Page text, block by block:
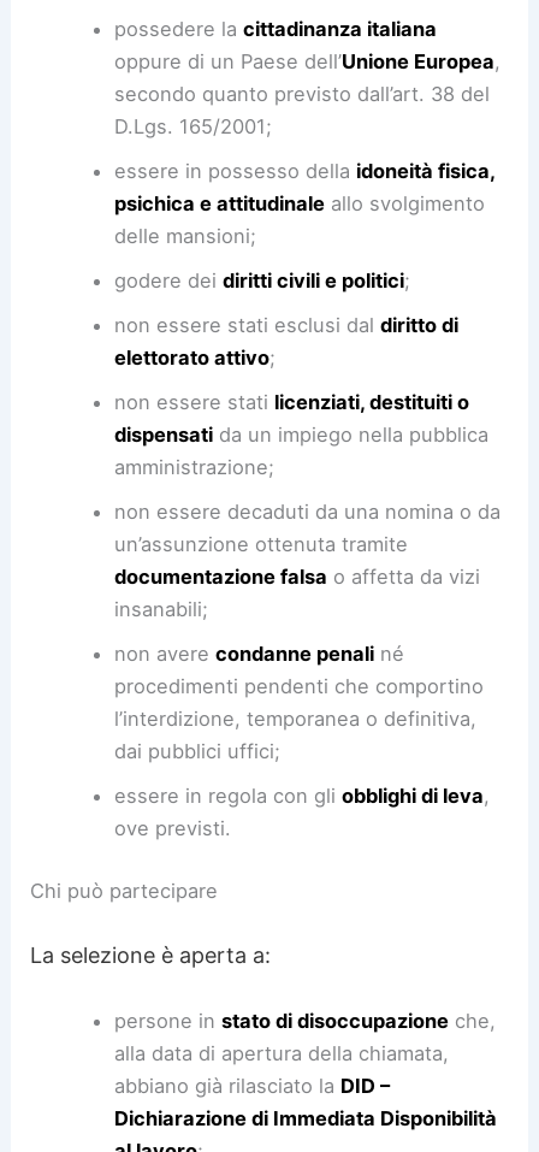
possedere la cittadinanza italiana
oppure di un Paese dell’Unione Europea,
secondo quanto previsto dall’art. 38 del
D.Lgs. 165/2001;
essere in possesso della idoneità fisica,
psichica e attitudinaleallo svolgimento
delle mansioni;
godere dei diritti civili e politici;
non essere stati esclusi dal diritto di
elettorato attivo;
non essere stati licenziati, destituiti o
dispensatida un impiego nella pubblica
amministrazione;
non essere decaduti da una nomina o da
un’assunzione ottenuta tramite
documentazione falsa o affetta da vizi
insanabili;
non avere condanne penaliné
procedimenti pendenti che comportino
l’interdizione, temporanea o definitiva,
dai pubblici uffici;
essere in regola con gli obblighi di leva,
ove previsti.
Chi può partecipare
La selezione è aperta a:
persone in stato di disoccupazioneche,
alla data di apertura della chiamata,
abbiano già rilasciato la DID –
Dichiarazione di Immediata Disponibilità